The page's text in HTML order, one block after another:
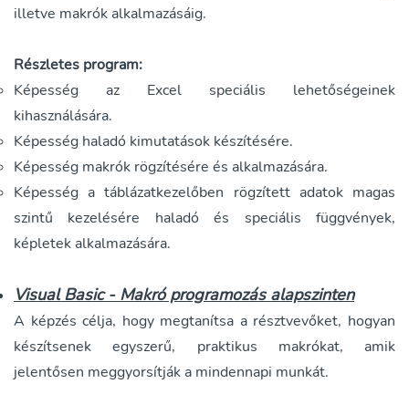
illetve makrók alkalmazásáig.
Részletes program:
Képesség az Excel speciális lehetőségeinek
kihasználására.
Képesség haladó kimutatások készítésére.
Képesség makrók rögzítésére és alkalmazására.
Képesség a táblázatkezelőben rögzített adatok magas
szintű kezelésére haladó és speciális függvények,
képletek alkalmazására.
Visual Basic - Makró programozás alapszinten
A képzés célja, hogy megtanítsa a résztvevőket, hogyan
készítsenek egyszerű, praktikus makrókat, amik
jelentősen meggyorsítják a mindennapi munkát.